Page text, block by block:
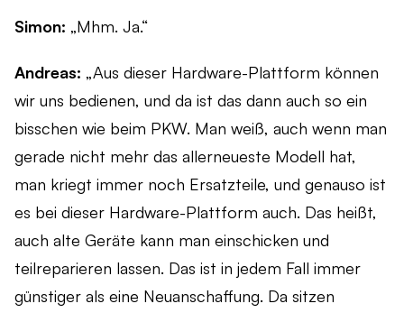
Simon: „Mhm. Ja.“
Andreas: „Aus dieser Hardware-Plattform können
wir uns bedienen, und da ist das dann auch so ein
bisschen wie beim PKW. Man weiß, auch wenn man
gerade nicht mehr das allerneueste Modell hat,
man kriegt immer noch Ersatzteile, und genauso ist
es bei dieser Hardware-Plattform auch. Das heißt,
auch alte Geräte kann man einschicken und
teilreparieren lassen. Das ist in jedem Fall immer
günstiger als eine Neuanschaffung. Da sitzen